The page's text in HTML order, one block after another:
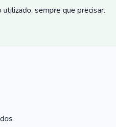
sempre que precisar.